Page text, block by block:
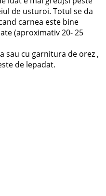
de usturoi. Totul se da
carnea este bine
(aproximativ 20- 25
sau cu garnitura de orez ,
de lepadat.